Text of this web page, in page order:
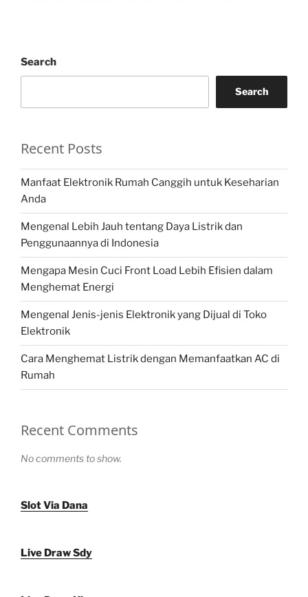
Search
Search
Recent Posts
Manfaat Elektronik Rumah Canggih untuk Keseharian
Anda
Mengenal Lebih Jauh tentang Daya Listrik dan
Penggunaannya di Indonesia
Mengapa Mesin Cuci Front Load Lebih Efisien dalam
Menghemat Energi
Mengenal Jenis-jenis Elektronik yang Dijual di Toko
Elektronik
Cara Menghemat Listrik dengan Memanfaatkan AC di
Rumah
Recent Comments
No comments to show.
Slot Via Dana
Live Draw Sdy